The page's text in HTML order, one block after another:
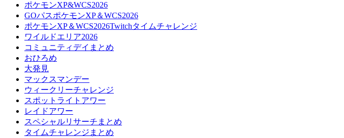
ポケモンXP&WCS2026
GOパスポケモンXP＆WCS2026
ポケモンXP＆WCS2026Twitchタイムチャレンジ
ワイルドエリア2026
コミュニティデイまとめ
おひろめ
大発見
マックスマンデー
ウィークリーチャレンジ
スポットライトアワー
レイドアワー
スペシャルリサーチまとめ
タイムチャレンジまとめ